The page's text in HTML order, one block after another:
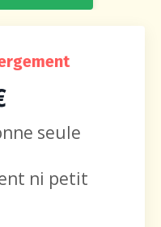
seule
ni petit